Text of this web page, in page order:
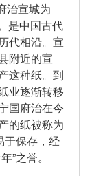
治宣城为
是中国古代
代相沿。宣
附近的宣
这种纸。到
业逐渐转移
国府治在今
的纸被称为
于保存，经
”之誉。